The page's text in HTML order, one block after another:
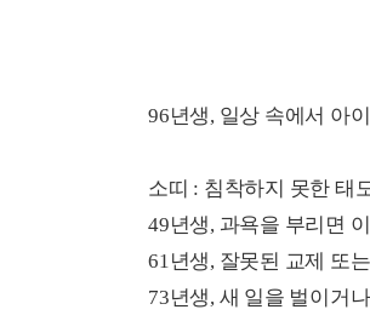
96년생, 일상 속에서 아
소띠 : 침착하지 못한 태
49년생, 과욕을 부리면
61년생, 잘못된 교제 또
73년생, 새 일을 벌이거